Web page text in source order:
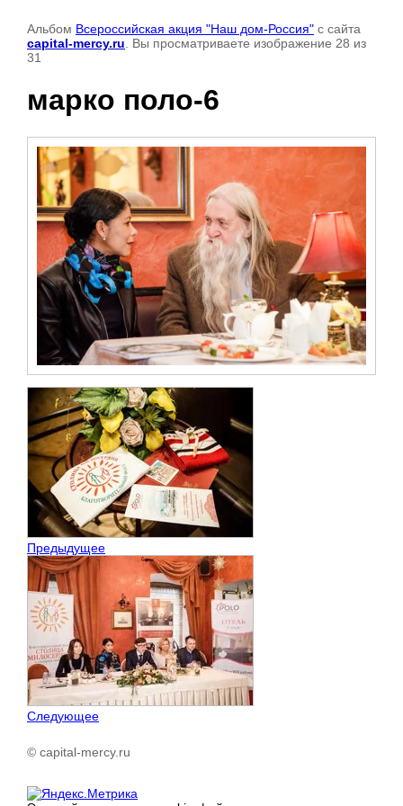
Альбом Всероссийская акция "Наш дом-Россия" с сайта
capital-mercy.ru . Вы просматриваете изображение 28 из
31
марко поло-6
Предыдущее
Следующее
© capital-mercy.ru